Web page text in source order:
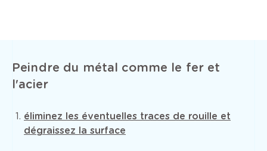
Peindre du métal comme le fer et
l'acier
éliminez les éventuelles traces de rouille et
dégraissez la surface